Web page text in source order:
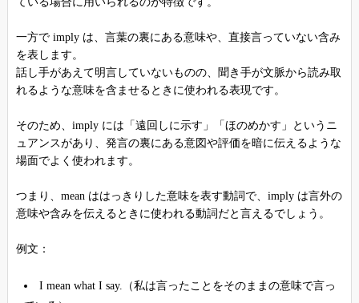
一方で imply は、言葉の裏にある意味や、直接言っていない含み
を表します。
話し手があえて明言していないものの、聞き手が文脈から読み取
れるような意味を含ませるときに使われる表現です。
そのため、imply には「遠回しに示す」「ほのめかす」というニ
ュアンスがあり、発言の裏にある意図や評価を暗に伝えるような
場面でよく使われます。
つまり、mean ははっきりした意味を表す動詞で、imply は言外の
意味や含みを伝えるときに使われる動詞だと言えるでしょう。
例文：
I mean what I say.（私は言ったことをそのままの意味で言っ